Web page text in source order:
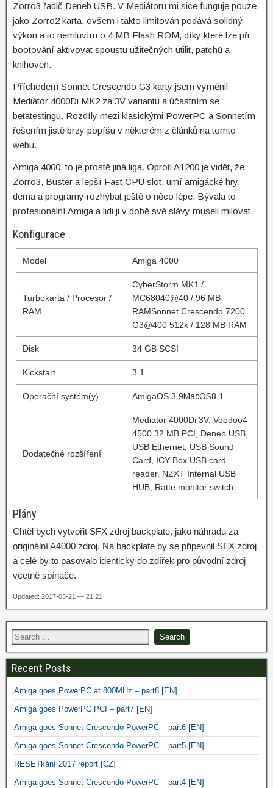
Zorro3 řadič Deneb USB. V Mediátoru mi sice funguje pouze
jako Zorro2 karta, ovšem i takto limitován podává solidný
výkon a to nemluvím o 4 MB Flash ROM, díky které lze při
bootování aktivovat spoustu užitečných utilit, patchů a
knihoven.
Příchodem Sonnet Crescendo G3 karty jsem vyměnil
Mediátor 4000Di MK2 za 3V variantu a účastním se
betatestingu. Rozdíly mezi klasickými PowerPC a Sonnetím
řešením jistě brzy popíšu v některém z článků na tomto
webu.
Amiga 4000, to je prostě jiná liga. Oproti A1200 je vidět, že
Zorro3, Buster a lepší Fast CPU slot, umí amigácké hry,
dema a programy rozhýbat ještě o něco lépe. Bývala to
profesionální Amiga a lidi ji v době své slávy museli milovat.
Konfigurace
Model Amiga 4000
Turbokarta / Procesor /
RAM
CyberStorm MK1 /
MC68040@40 / 96 MB
RAMSonnet Crescendo 7200
G3@400 512k / 128 MB RAM
Disk 34 GB SCSI
Kickstart 3.1
Operační systém(y) AmigaOS 3.9MacOS8.1
Dodatečné rozšíření
Mediator 4000Di 3V, Voodoo4
4500 32 MB PCI, Deneb USB,
USB Ethernet, USB Sound
Card, ICY Box USB card
reader, NZXT Internal USB
HUB, Ratte monitor switch
Plány
Chtěl bych vytvořit SFX zdroj backplate, jako náhradu za
originální A4000 zdroj. Na backplate by se připevnil SFX zdroj
a celé by to pasovalo identicky do zdířek pro původní zdroj
včetně spínače.
Updated: 2017-03-21 — 21:21
Recent Posts
Amiga goes PowerPC at 800MHz – part8 [EN]
Amiga goes PowerPC PCI – part7 [EN]
Amiga goes Sonnet Crescendo PowerPC – part6 [EN]
Amiga goes Sonnet Crescendo PowerPC – part5 [EN]
RESETkání 2017 report [CZ]
Amiga goes Sonnet Crescendo PowerPC – part4 [EN]